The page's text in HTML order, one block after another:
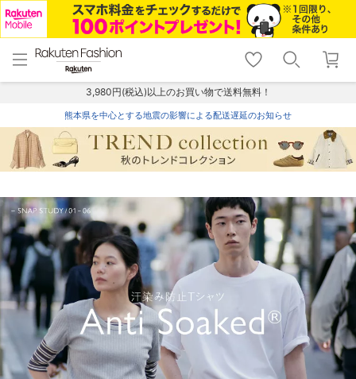
menu home
トップ
shopping_cart lock_outline
ログイン
3,980円(税込)以上のお買い物で送料無料！
熊本県を中心とする地震の影響による配送遅延のお知らせ